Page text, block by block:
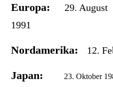
Europa:
29. August
1991
Nordamerika: 12.
Japan: 23. Oktober